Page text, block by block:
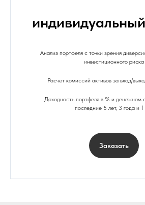
Анализ портфеля с точки зрения
инвестиционного риска
Расчет комиссий активов за вход/
Доходность портфеля в % и денежном
последние 5 лет, 3 года и 1
Заказать